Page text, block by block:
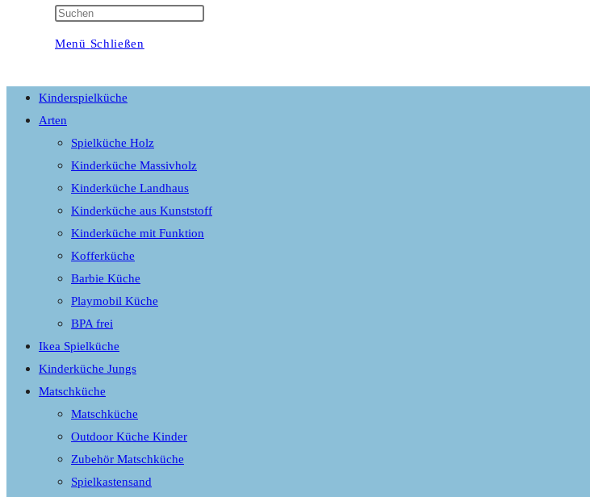
Suche
umschalten
Menü Schließen
Kinderspielküche
Arten
Spielküche Holz
Kinderküche Massivholz
Kinderküche Landhaus
Kinderküche aus Kunststoff
Kinderküche mit Funktion
Kofferküche
Barbie Küche
Playmobil Küche
BPA frei
Ikea Spielküche
Kinderküche Jungs
Matschküche
Matschküche
Outdoor Küche Kinder
Zubehör Matschküche
Spielkastensand